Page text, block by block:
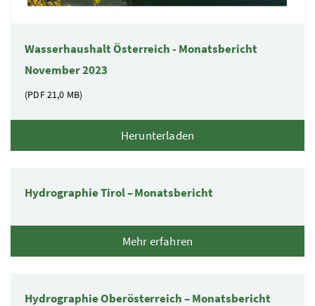
Wasserhaushalt Österreich - Monatsbericht
November 2023
(PDF21,0 MB)
Herunterladen
Hydrographie Tirol – Monatsbericht
Mehr erfahren
Hydrographie Oberösterreich – Monatsbericht